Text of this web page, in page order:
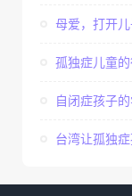
母爱，打开
孤独症儿童
自闭症孩子
台湾让孤独